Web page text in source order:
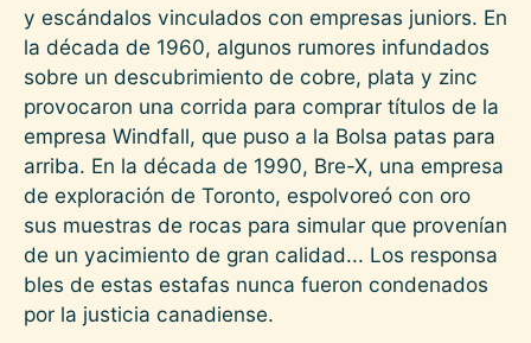
y escándalos vinculados con empresas juniors. En
la década de 1960, algunos rumores infundados
sobre un descubrimiento de cobre, plata y zinc
provocaron una corrida para comprar títulos de la
empresa Windfall, que puso a la Bolsa patas para
arriba. En la década de 1990, Bre-X, una empresa
de exploración de Toronto, espolvoreó con oro
sus muestras de rocas para simular que provenían
de un yacimiento de gran calidad... Los responsa
bles de estas estafas nunca fueron condenados
por la justicia canadiense.